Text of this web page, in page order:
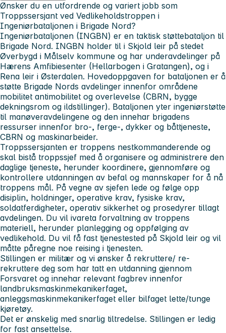
Ønsker du en utfordrende og variert jobb som
Troppssersjant ved Vedlikeholdstroppen i
Ingeniørbataljonen i Brigade Nord?
Ingeniørbataljonen (INGBN) er en taktisk støttebataljon til
Brigade Nord. INGBN holder til i Skjold leir på stedet
Øverbygd i Målselv kommune og har underavdelinger på
Hærens Amfibiesenter (Hellarbogen i Gratangen), og i
Rena leir i Østerdalen. Hovedoppgaven for bataljonen er å
støtte Brigade Nords avdelinger innenfor områdene
mobilitet antimobilitet og overlevelse (CBRN, bygge
dekningsrom og ildstillinger). Bataljonen yter ingeniørstøtte
til manøveravdelingene og den innehar brigadens
ressurser innenfor bro-, ferge-, dykker og båttjeneste,
CBRN og maskinarbeider.
Troppssersjanten er troppens nestkommanderende og
skal bistå troppssjef med å organisere og administrere den
daglige tjeneste, herunder koordinere, gjennomføre og
kontrollere utdanningen av befal og mannskaper for å nå
troppens mål. På vegne av sjefen lede og følge opp
disiplin, holdninger, operative krav, fysiske krav,
soldatferdigheter, operativ sikkerhet og prosedyrer tillagt
avdelingen. Du vil ivareta forvaltning av troppens
materiell, herunder planlegging og oppfølging av
vedlikehold. Du vil få fast tjenestested på Skjold leir og vil
måtte påregne noe reising i tjenesten.
Stillingen er militær og vi ønsker å rekruttere/ re-
rekruttere deg som har tatt en utdanning gjennom
Forsvaret og innehar relevant fagbrev innenfor
landbruksmaskinmekanikerfaget,
anleggsmaskinmekanikerfaget eller bilfaget lette/tunge
kjøretøy.
Det er ønskelig med snarlig tiltredelse. Stillingen er ledig
for fast ansettelse.